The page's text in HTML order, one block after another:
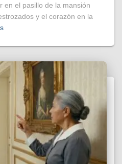
en el pasillo de la mansión
y el corazón en la